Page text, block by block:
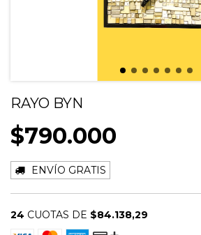
RAYO BYN
$790.000
ENVÍO GRATIS
24 CUOTAS DE $84.138,29